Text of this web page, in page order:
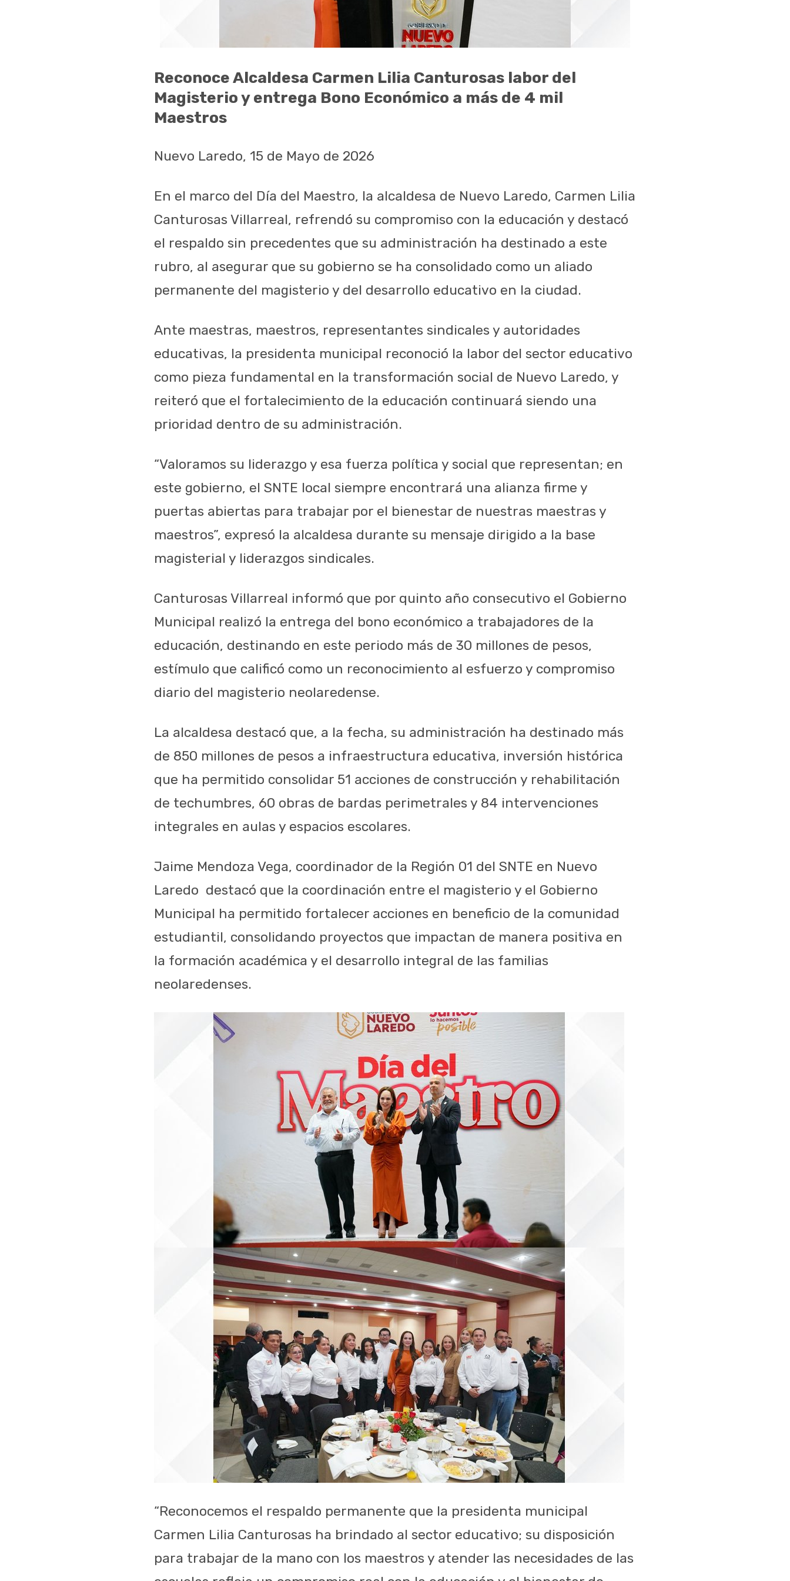
Reconoce Alcaldesa Carmen Lilia Canturosas labor del
Magisterio y entrega Bono Económico a más de 4 mil
Maestros
Nuevo Laredo, 15 de Mayo de 2026
En el marco del Día del Maestro, la alcaldesa de Nuevo Laredo, Carmen Lilia
Canturosas Villarreal, refrendó su compromiso con la educación y destacó
el respaldo sin precedentes que su administración ha destinado a este
rubro, al asegurar que su gobierno se ha consolidado como un aliado
permanente del magisterio y del desarrollo educativo en la ciudad.
Ante maestras, maestros, representantes sindicales y autoridades
educativas, la presidenta municipal reconoció la labor del sector educativo
como pieza fundamental en la transformación social de Nuevo Laredo, y
reiteró que el fortalecimiento de la educación continuará siendo una
prioridad dentro de su administración.
“Valoramos su liderazgo y esa fuerza política y social que representan; en
este gobierno, el SNTE local siempre encontrará una alianza firme y
puertas abiertas para trabajar por el bienestar de nuestras maestras y
maestros”, expresó la alcaldesa durante su mensaje dirigido a la base
magisterial y liderazgos sindicales.
Canturosas Villarreal informó que por quinto año consecutivo el Gobierno
Municipal realizó la entrega del bono económico a trabajadores de la
educación, destinando en este periodo más de 30 millones de pesos,
estímulo que calificó como un reconocimiento al esfuerzo y compromiso
diario del magisterio neolaredense.
La alcaldesa destacó que, a la fecha, su administración ha destinado más
de 850 millones de pesos a infraestructura educativa, inversión histórica
que ha permitido consolidar 51 acciones de construcción y rehabilitación
de techumbres, 60 obras de bardas perimetrales y 84 intervenciones
integrales en aulas y espacios escolares.
Jaime Mendoza Vega, coordinador de la Región 01 del SNTE en Nuevo
Laredo destacó que la coordinación entre el magisterio y el Gobierno
Municipal ha permitido fortalecer acciones en beneficio de la comunidad
estudiantil, consolidando proyectos que impactan de manera positiva en
la formación académica y el desarrollo integral de las familias
neolaredenses.
“Reconocemos el respaldo permanente que la presidenta municipal
Carmen Lilia Canturosas ha brindado al sector educativo; su disposición
para trabajar de la mano con los maestros y atender las necesidades de las